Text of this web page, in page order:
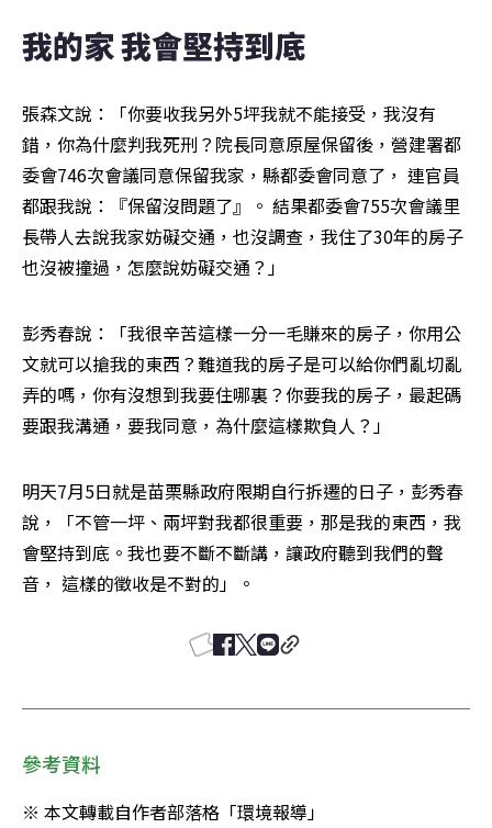
我的家 我會堅持到底
張森文說：「你要收我另外5坪我就不能接受，我沒有
錯，你為什麼判我死刑？院長同意原屋保留後，營建署都
委會746次會議同意保留我家，縣都委會同意了， 連官員
都跟我說：『保留沒問題了』。 結果都委會755次會議里
長帶人去說我家妨礙交通，也沒調查，我住了30年的房子
也沒被撞過，怎麼說妨礙交通？」
彭秀春說：「我很辛苦這樣一分一毛賺來的房子，你用公
文就可以搶我的東西？難道我的房子是可以給你們亂切亂
弄的嗎，你有沒想到我要住哪裏？你要我的房子，最起碼
要跟我溝通，要我同意，為什麼這樣欺負人？」
明天7月5日就是苗栗縣政府限期自行拆遷的日子，彭秀春
說，「不管一坪、兩坪對我都很重要，那是我的東西，我
會堅持到底。我也要不斷不斷講，讓政府聽到我們的聲
音， 這樣的徵收是不對的」。
參考資料
※ 本文轉載自作者部落格「環境報導」